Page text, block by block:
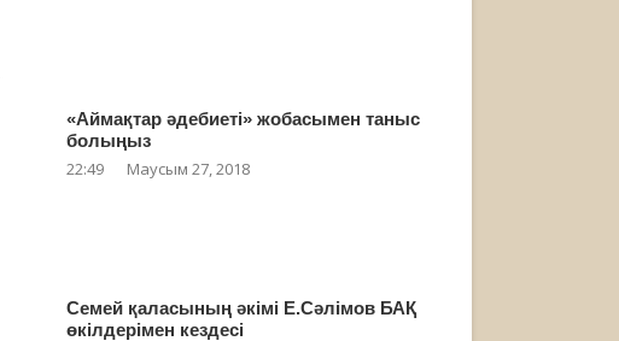
«Аймақтар әдебиеті» жобасымен таныс
болыңыз
22:49 Маусым 27, 2018
Семей қаласының әкімі Е.Сәлімов БАҚ
өкілдерімен кездесі